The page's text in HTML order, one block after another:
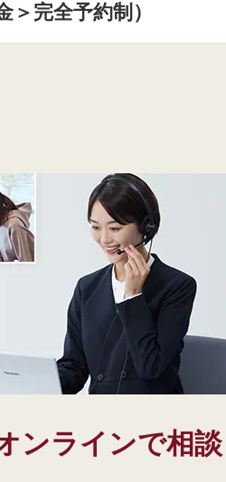
＞完全予約制）
ンラインで相談